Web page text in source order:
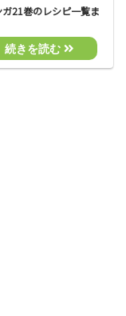
ガ21巻のレシピ一覧ま